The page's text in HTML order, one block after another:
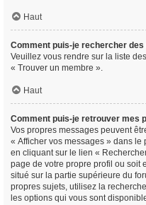
Haut
Comment puis-je rechercher
Veuillez vous rendre sur la liste
« Trouver un membre ».
Haut
Comment puis-je retrouver mes
Vos propres messages peuvent
« Afficher vos messages » dans le
en cliquant sur le lien «
page de votre propre profil ou soit
situé sur la partie supérieure du
propres sujets, utilisez la
les options qui vous sont